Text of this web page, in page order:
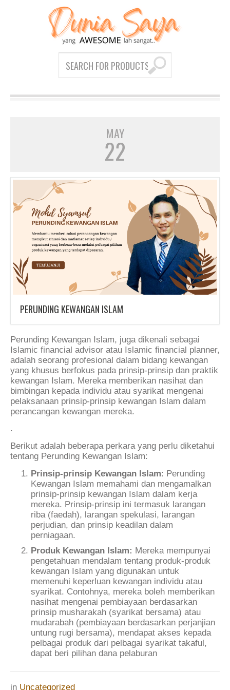
MAY
22
PERUNDING KEWANGAN ISLAM
Perunding Kewangan Islam, juga dikenali sebagai
Islamic financial advisor atau Islamic financial planner,
adalah seorang profesional dalam bidang kewangan
yang khusus berfokus pada prinsip-prinsip dan praktik
kewangan Islam. Mereka memberikan nasihat dan
bimbingan kepada individu atau syarikat mengenai
pelaksanaan prinsip-prinsip kewangan Islam dalam
perancangan kewangan mereka.
.
Berikut adalah beberapa perkara yang perlu diketahui
tentang Perunding Kewangan Islam:
Prinsip-prinsip Kewangan Islam: Perunding
Kewangan Islam memahami dan mengamalkan
prinsip-prinsip kewangan Islam dalam kerja
mereka. Prinsip-prinsip ini termasuk larangan
riba (faedah), larangan spekulasi, larangan
perjudian, dan prinsip keadilan dalam
perniagaan.
Produk Kewangan Islam: Mereka mempunyai
pengetahuan mendalam tentang produk-produk
kewangan Islam yang digunakan untuk
memenuhi keperluan kewangan individu atau
syarikat. Contohnya, mereka boleh memberikan
nasihat mengenai pembiayaan berdasarkan
prinsip musharakah (syarikat bersama) atau
mudarabah (pembiayaan berdasarkan perjanjian
untung rugi bersama), mendapat akses kepada
pelbagai produk dari pelbagai syarikat takaful,
dapat beri pilihan dana pelaburan
in Uncategorized